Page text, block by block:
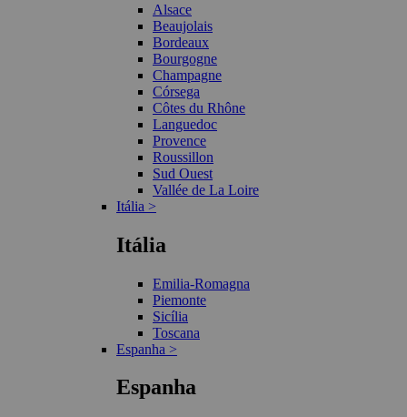
Alsace
Beaujolais
Bordeaux
Bourgogne
Champagne
Córsega
Côtes du Rhône
Languedoc
Provence
Roussillon
Sud Ouest
Vallée de La Loire
Itália >
Itália
Emilia-Romagna
Piemonte
Sicília
Toscana
Espanha >
Espanha